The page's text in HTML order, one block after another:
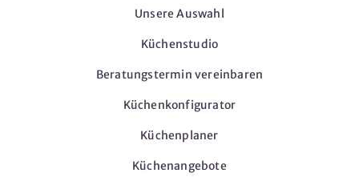
Unsere Auswahl
Küchenstudio
Beratungstermin vereinbaren
Küchenkonfigurator
Küchenplaner
Küchenangebote